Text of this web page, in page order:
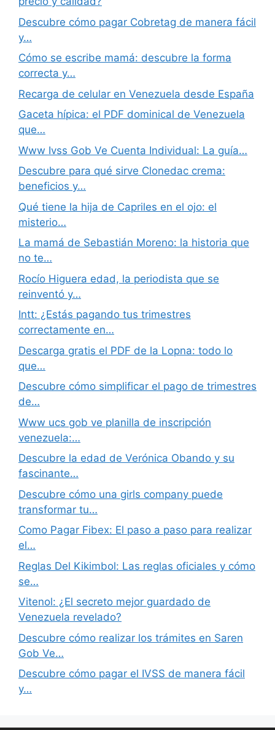
Descubre cómo pagar Cobretag de manera fácil
y…
Cómo se escribe mamá: descubre la forma
correcta y…
Recarga de celular en Venezuela desde España
Gaceta hípica: el PDF dominical de Venezuela
que…
Www Ivss Gob Ve Cuenta Individual: La guía…
Descubre para qué sirve Clonedac crema:
beneficios y…
Qué tiene la hija de Capriles en el ojo: el
misterio…
La mamá de Sebastián Moreno: la historia que
no te…
Rocío Higuera edad, la periodista que se
reinventó y…
Intt: ¿Estás pagando tus trimestres
correctamente en…
Descarga gratis el PDF de la Lopna: todo lo
que…
Descubre cómo simplificar el pago de trimestres
de…
Www ucs gob ve planilla de inscripción
venezuela:…
Descubre la edad de Verónica Obando y su
fascinante…
Descubre cómo una girls company puede
transformar tu…
Como Pagar Fibex: El paso a paso para realizar
el…
Reglas Del Kikimbol: Las reglas oficiales y cómo
se…
Vitenol: ¿El secreto mejor guardado de
Venezuela revelado?
Descubre cómo realizar los trámites en Saren
Gob Ve…
Descubre cómo pagar el IVSS de manera fácil
y…